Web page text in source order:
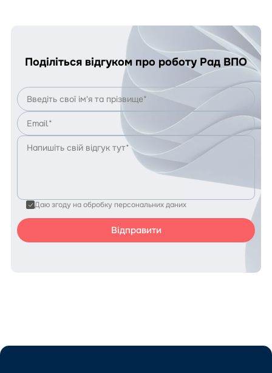
Поділіться відгуком про роботу Рад ВПО
Даю згоду на обробку персональних даних